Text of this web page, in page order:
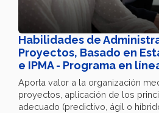
Habilidades de
Proyectos, Basado en
e IPMA - Programa en
Aporta valor a la organización
proyectos, aplicación de los
adecuado (predictivo, ágil o